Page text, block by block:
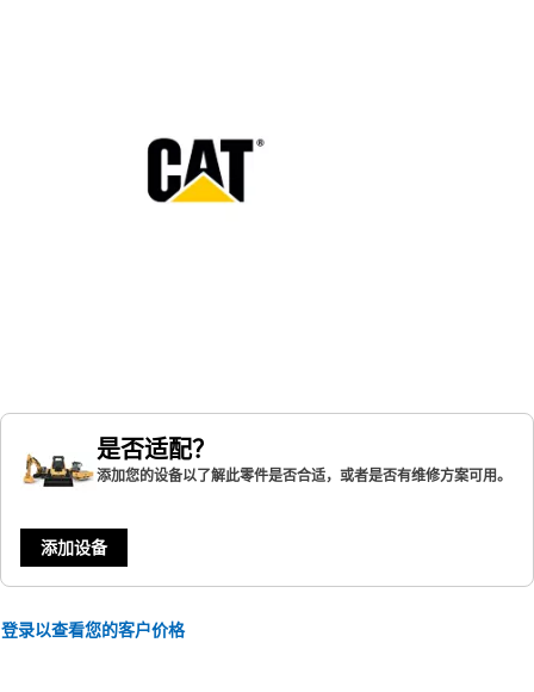
是否适配？
添加您的设备以了解此零件是否合适，或者是否有维修方案可用。
添加设备
登录以查看您的客户价格